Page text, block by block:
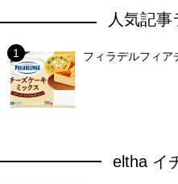
人気記
フィラデルフィア
eltha イ